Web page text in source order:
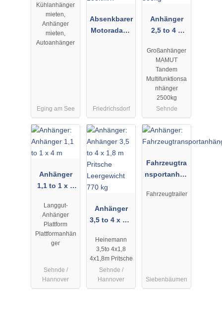
Kühlanhänger
mieten,
Anhänger
mieten,
Autoanhänger
Eging am See
Absenkbarer
Motoradanh
Friedrichsdorf
Anhänger
2,5 to 4 x
Pritsche
Leergewicht
500kg
Großanhänger
MAMUT
Tandem
Multifunktionsa
nhänger
2500kg
Sehnde
Anhänger
1,1 to 1 x 4
Langgut-
Anhänger
Plattform
Plattformanhän
ger
Sehnde /
Hannover
Anhänger
3,5 to 4 x 1,8
Leergewicht
770 kg
Heinemann
3,5to 4x1,8
4x1,8m Pritsche
Sehnde /
Hannover
Fahrzeugtra
nsportanhän
Fahrzeugtrailer
Siebenbäumen